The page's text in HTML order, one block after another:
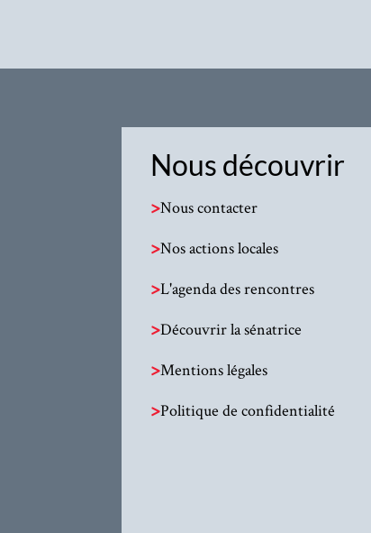
Nous découvrir
>Nous contacter
>Nos actions locales
>L'agenda des rencontres
>Découvrir la sénatrice
>Mentions légales
>Politique de confidentialité